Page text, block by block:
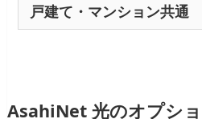
戸建て・マンション共通
AsahiNet 光のオプシ